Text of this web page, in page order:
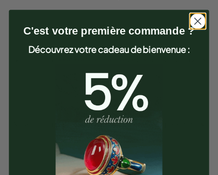
Qualité Garantie
Paiement Sécurisé
Nous confions la gestion de nos paiements en ligne à Stripe &
Paypal 100% Sécurisés.
C'est votre première commande ?
Découvrez votre cadeau de bienvenue :